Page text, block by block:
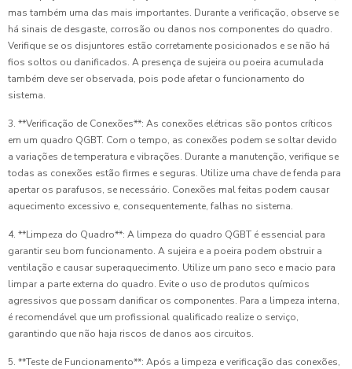
mas também uma das mais importantes. Durante a verificação, observe se
há sinais de desgaste, corrosão ou danos nos componentes do quadro.
Verifique se os disjuntores estão corretamente posicionados e se não há
fios soltos ou danificados. A presença de sujeira ou poeira acumulada
também deve ser observada, pois pode afetar o funcionamento do
sistema.
3. **Verificação de Conexões**: As conexões elétricas são pontos críticos
em um quadro QGBT. Com o tempo, as conexões podem se soltar devido
a variações de temperatura e vibrações. Durante a manutenção, verifique se
todas as conexões estão firmes e seguras. Utilize uma chave de fenda para
apertar os parafusos, se necessário. Conexões mal feitas podem causar
aquecimento excessivo e, consequentemente, falhas no sistema.
4. **Limpeza do Quadro**: A limpeza do quadro QGBT é essencial para
garantir seu bom funcionamento. A sujeira e a poeira podem obstruir a
ventilação e causar superaquecimento. Utilize um pano seco e macio para
limpar a parte externa do quadro. Evite o uso de produtos químicos
agressivos que possam danificar os componentes. Para a limpeza interna,
é recomendável que um profissional qualificado realize o serviço,
garantindo que não haja riscos de danos aos circuitos.
5. **Teste de Funcionamento**: Após a limpeza e verificação das conexões,